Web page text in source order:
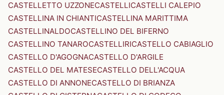
CASTELLETTO UZZONECASTELLICASTELLI CALEPIO
CASTELLINA IN CHIANTICASTELLINA MARITTIMA
CASTELLINALDOCASTELLINO DEL BIFERNO
CASTELLINO TANAROCASTELLIRICASTELLO CABIAGLIO
CASTELLO D'AGOGNACASTELLO D'ARGILE
CASTELLO DEL MATESECASTELLO DELL'ACQUA
CASTELLO DI ANNONECASTELLO DI BRIANZA